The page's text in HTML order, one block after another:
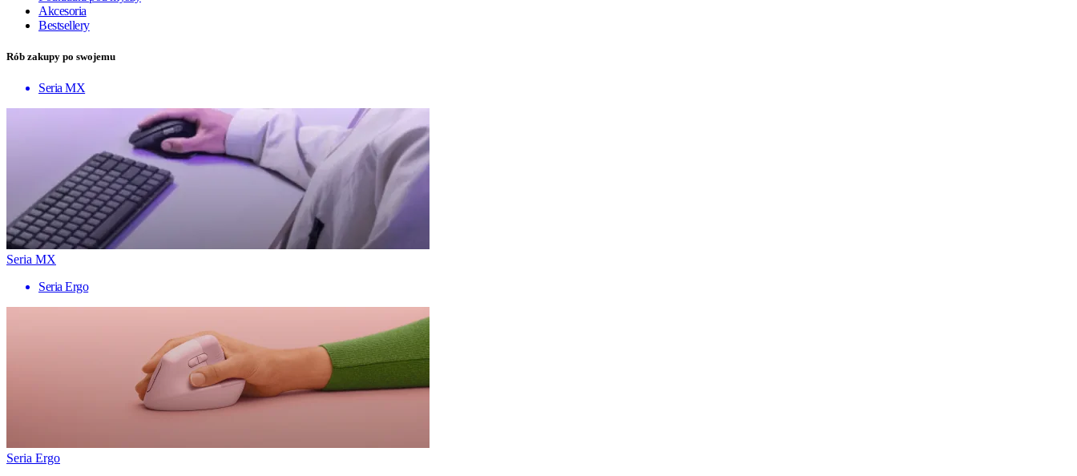
Akcesoria
Bestsellery
Rób zakupy po swojemu
Seria MX
Seria MX
Seria Ergo
Seria Ergo